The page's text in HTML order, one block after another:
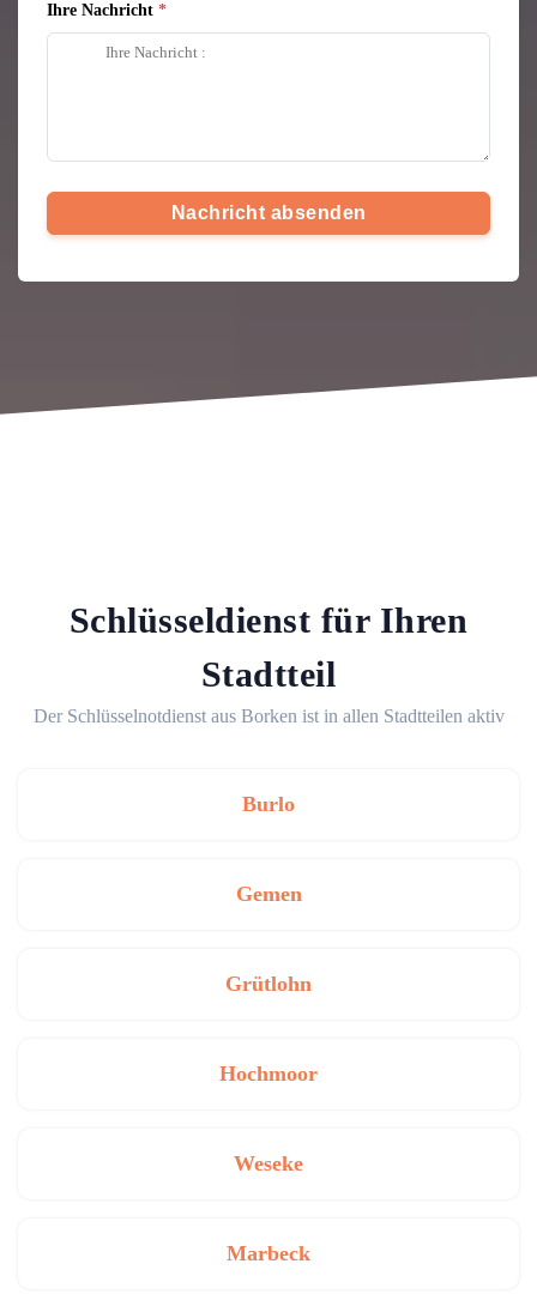
Ihre Nachricht
Nachricht absenden
Schlüsseldienst für Ihren
Stadtteil
Der Schlüsselnotdienst aus Borken ist in allen Stadtteilen aktiv
Burlo
Gemen
Grütlohn
Hochmoor
Weseke
Marbeck